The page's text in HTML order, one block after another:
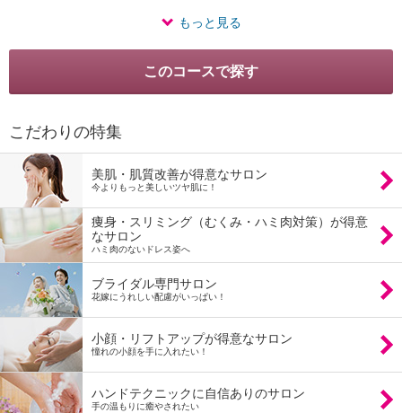
もっと見る
こだわりの特集
美肌・肌質改善が得意なサロン
今よりもっと美しいツヤ肌に！
痩身・スリミング（むくみ・ハミ肉対策）が得意
なサロン
ハミ肉のないドレス姿へ
ブライダル専門サロン
花嫁にうれしい配慮がいっぱい！
小顔・リフトアップが得意なサロン
憧れの小顔を手に入れたい！
ハンドテクニックに自信ありのサロン
手の温もりに癒やされたい